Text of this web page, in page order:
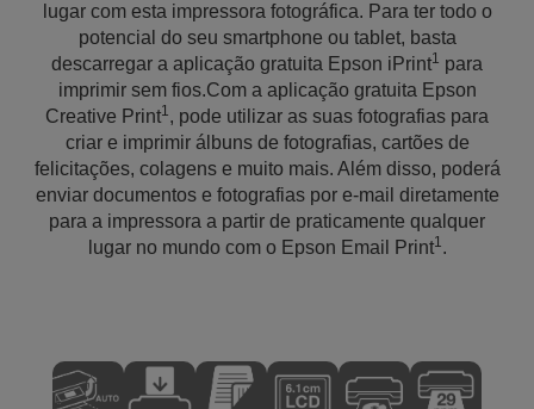
lugar com esta impressora fotográfica. Para ter todo o
potencial do seu smartphone ou tablet, basta
descarregar a aplicação gratuita Epson iPrint1 para
imprimir sem fios.Com a aplicação gratuita Epson
Creative Print1, pode utilizar as suas fotografias para
criar e imprimir álbuns de fotografias, cartões de
felicitações, colagens e muito mais. Além disso, poderá
enviar documentos e fotografias por e-mail diretamente
para a impressora a partir de praticamente qualquer
lugar no mundo com o Epson Email Print1.